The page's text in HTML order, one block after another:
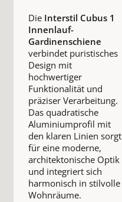
Die Interstil Cubus 1
Innenlauf-
Gardinenschiene
verbindet puristisches
Design mit
hochwertiger
Funktionalität und
präziser Verarbeitung.
Das quadratische
Aluminiumprofil mit
den klaren Linien sorgt
für eine moderne,
architektonische Optik
und integriert sich
harmonisch in stilvolle
Wohnräume.